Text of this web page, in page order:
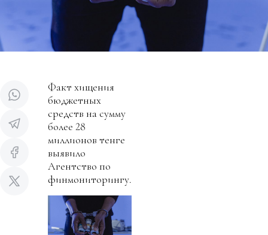
Факт хищения
бюджетных
средств на сумму
более 28
миллионов тенге
выявило
Агентство по
финмониторингу.